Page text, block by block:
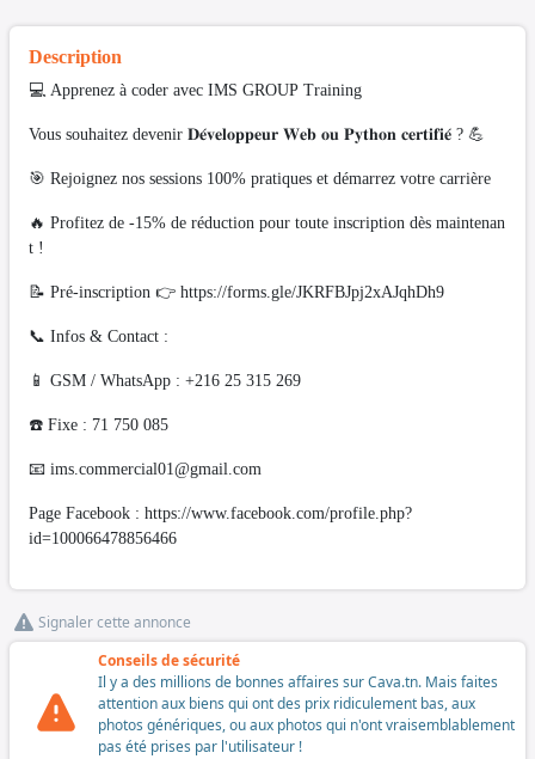
Description
💻 Apprenez à coder avec IMS GROUP Training
Vous souhaitez devenir 𝐃𝐞́𝐯𝐞𝐥𝐨𝐩𝐩𝐞𝐮𝐫 𝐖𝐞𝐛 𝐨𝐮 𝐏𝐲𝐭𝐡𝐨𝐧 𝐜𝐞𝐫𝐭𝐢𝐟𝐢𝐞́ ? 💪
🎯 Rejoignez nos sessions 100% pratiques et démarrez votre carrière
🔥 Profitez de -15% de réduction pour toute inscription dès maintenan
t !
📝 Pré-inscription 👉 https://forms.gle/JKRFBJpj2xAJqhDh9
📞 Infos & Contact :
📱 GSM / WhatsApp : +216 25 315 269
☎️ Fixe : 71 750 085
📧 ims.commercial01@gmail.com
Page Facebook : https://www.facebook.com/profile.php?
id=100066478856466
Signaler cette annonce
Conseils de sécurité
Il y a des millions de bonnes affaires sur Cava.tn. Mais faites
attention aux biens qui ont des prix ridiculement bas, aux
photos génériques, ou aux photos qui n'ont vraisemblablement
pas été prises par l'utilisateur !